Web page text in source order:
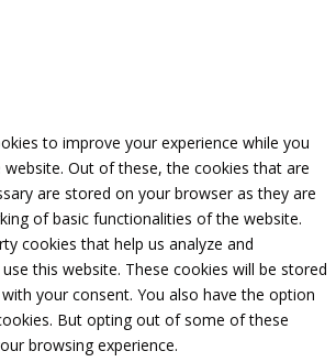
to improve your experience while you
Out of these, the cookies that are
are stored on your browser as they are
of basic functionalities of the website.
cookies that help us analyze and
this website. These cookies will be stored
your consent. You also have the option
But opting out of some of these
browsing experience.